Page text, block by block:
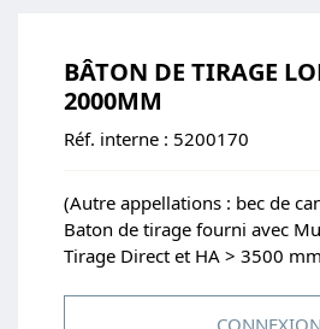
BÂTON DE TIRAGE
2000MM
Réf. interne : 5200170
(Autre appellations : bec de
Baton de tirage fourni avec
Tirage Direct et HA > 3500
CONNEXION